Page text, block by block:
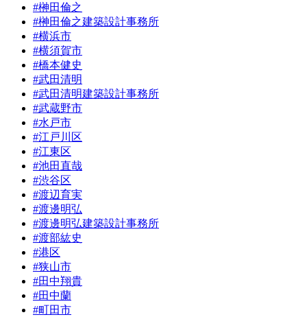
#榊田倫之
#榊田倫之建築設計事務所
#横浜市
#横須賀市
#橋本健史
#武田清明
#武田清明建築設計事務所
#武蔵野市
#水戸市
#江戸川区
#江東区
#池田直哉
#渋谷区
#渡辺育実
#渡邊明弘
#渡邊明弘建築設計事務所
#渡部紘史
#港区
#狭山市
#田中翔貴
#田中蘭
#町田市